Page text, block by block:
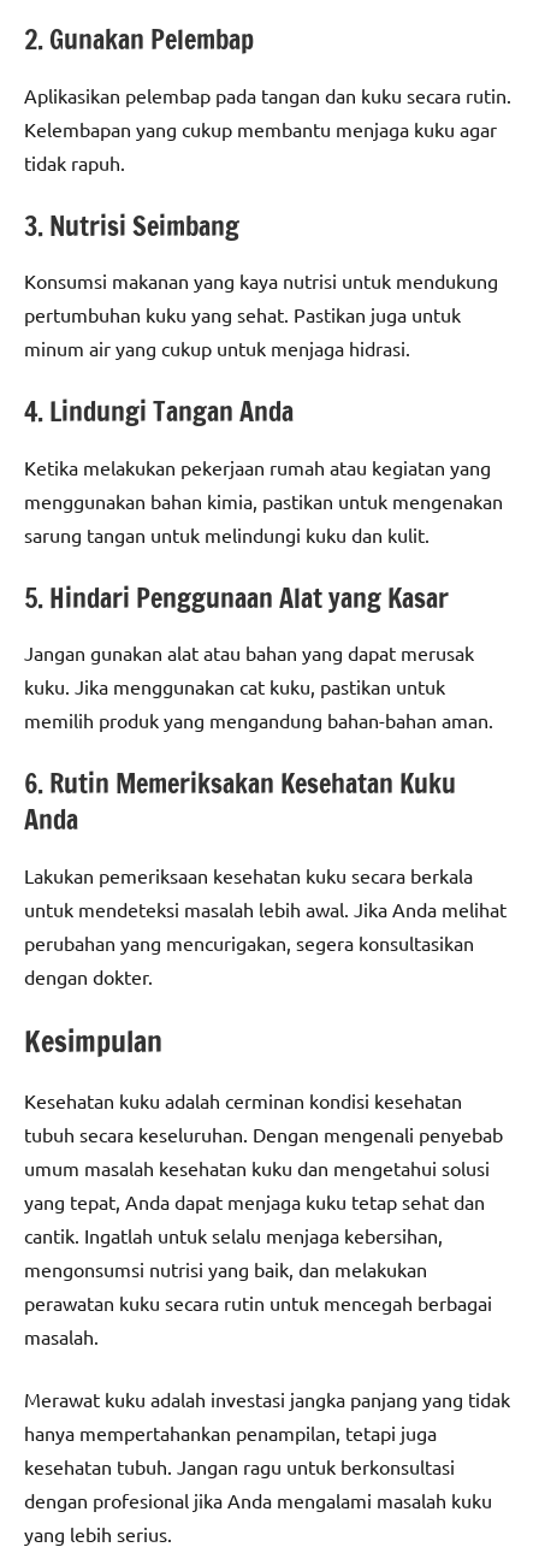
2. Gunakan Pelembap
Aplikasikan pelembap pada tangan dan kuku secara rutin.
Kelembapan yang cukup membantu menjaga kuku agar
tidak rapuh.
3. Nutrisi Seimbang
Konsumsi makanan yang kaya nutrisi untuk mendukung
pertumbuhan kuku yang sehat. Pastikan juga untuk
minum air yang cukup untuk menjaga hidrasi.
4. Lindungi Tangan Anda
Ketika melakukan pekerjaan rumah atau kegiatan yang
menggunakan bahan kimia, pastikan untuk mengenakan
sarung tangan untuk melindungi kuku dan kulit.
5. Hindari Penggunaan Alat yang Kasar
Jangan gunakan alat atau bahan yang dapat merusak
kuku. Jika menggunakan cat kuku, pastikan untuk
memilih produk yang mengandung bahan-bahan aman.
6. Rutin Memeriksakan Kesehatan Kuku
Anda
Lakukan pemeriksaan kesehatan kuku secara berkala
untuk mendeteksi masalah lebih awal. Jika Anda melihat
perubahan yang mencurigakan, segera konsultasikan
dengan dokter.
Kesimpulan
Kesehatan kuku adalah cerminan kondisi kesehatan
tubuh secara keseluruhan. Dengan mengenali penyebab
umum masalah kesehatan kuku dan mengetahui solusi
yang tepat, Anda dapat menjaga kuku tetap sehat dan
cantik. Ingatlah untuk selalu menjaga kebersihan,
mengonsumsi nutrisi yang baik, dan melakukan
perawatan kuku secara rutin untuk mencegah berbagai
masalah.
Merawat kuku adalah investasi jangka panjang yang tidak
hanya mempertahankan penampilan, tetapi juga
kesehatan tubuh. Jangan ragu untuk berkonsultasi
dengan profesional jika Anda mengalami masalah kuku
yang lebih serius.